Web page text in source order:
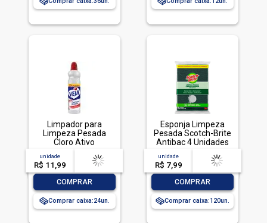
Limpador para
Limpeza Pesada
Cloro Ativo
Embalagem
Econômica, Veja,
500ml
unidade
R$ 11,99
acima de
-- --,--un.
COMPRAR
Comprar caixa:24
Esponja Limpeza
Pesada Scotch-Brite
Antibac 4 Unidades
Pacote Econômico
unidade
R$ 7,99
acima de
-- --,--un.
COMPRAR
Comprar caixa:120